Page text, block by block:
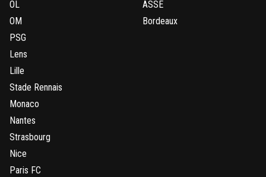
OL
OM
PSG
Lens
Lille
Stade Rennais
Monaco
Nantes
Strasbourg
Nice
Paris FC
ASSE
Bordeaux